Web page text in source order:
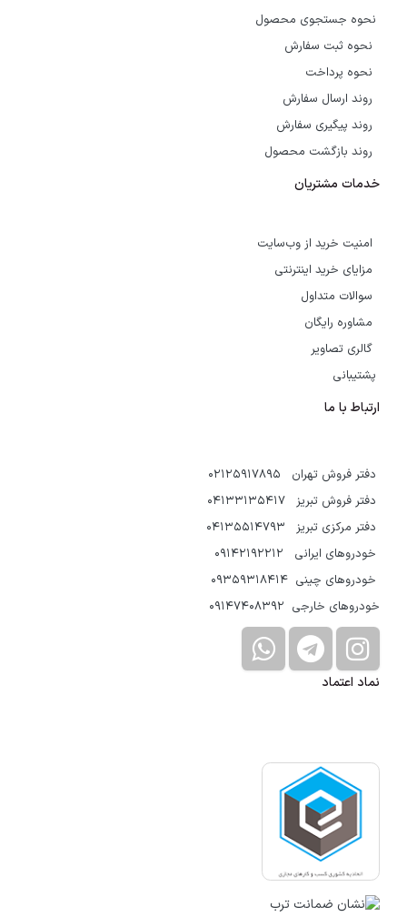
نحوه جستجوی محصول
نحوه ثبت سفارش
نحوه پرداخت
روند ارسال سفارش
روند پیگیری سفارش
روند بازگشت محصول
خدمات مشتریان
امنیت خرید از وب‌سایت
مزایای خرید اینترنتی
سوالات متداول
مشاوره رایگان
گالری تصاویر
پشتیبانی
ارتباط با ما
دفتر فروش تهران 02125917895
دفتر فروش تبریز 04133135417
دفتر مرکزی تبریز 04135514793
خودروهای ایرانی 09142192212
خودروهای چینی 09359318414
خودروهای خارجی 09147408392
نماد اعتماد